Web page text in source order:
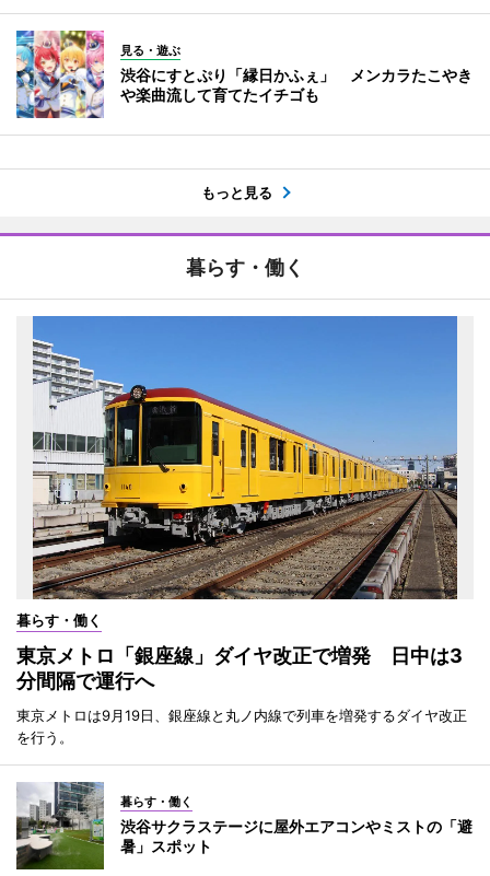
見る・遊ぶ
渋谷にすとぷり「縁日かふぇ」 メンカラたこやき
や楽曲流して育てたイチゴも
もっと見る
暮らす・働く
暮らす・働く
東京メトロ「銀座線」ダイヤ改正で増発 日中は3
分間隔で運行へ
東京メトロは9月19日、銀座線と丸ノ内線で列車を増発するダイヤ改正
を行う。
暮らす・働く
渋谷サクラステージに屋外エアコンやミストの「避
暑」スポット